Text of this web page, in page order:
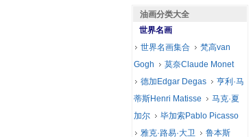
油画分类大全
世界名画
世界名画集合
梵高van
Gogh
莫奈Claude Monet
德加Edgar Degas
亨利·马
蒂斯Henri Matisse
马克·夏
加尔
毕加索Pablo Picasso
雅克·路易·大卫
鲁本斯